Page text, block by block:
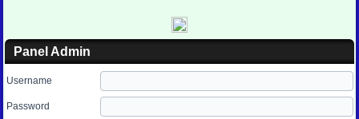
Panel Admin
Username
Password